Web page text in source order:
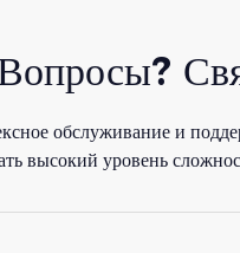
обслуживание и
высокий уровень